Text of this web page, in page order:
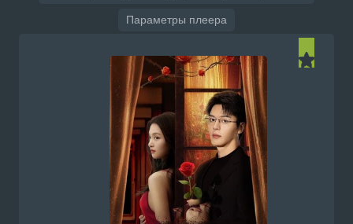
Параметры плеера